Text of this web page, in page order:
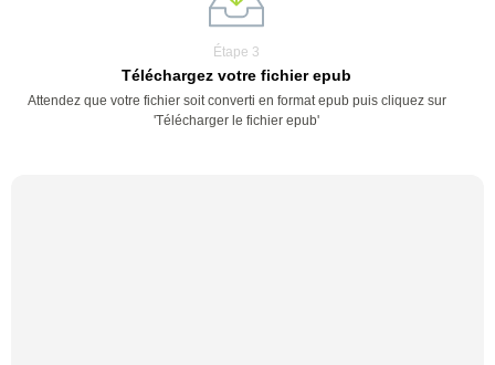
Étape 3
Téléchargez votre fichier epub
Attendez que votre fichier soit converti en format epub puis cliquez sur
'Télécharger le fichier epub'